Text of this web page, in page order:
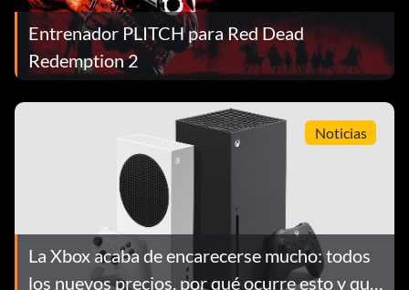
Entrenador PLITCH para Red Dead
Redemption 2
Noticias
La Xbox acaba de encarecerse mucho: todos
los nuevos precios, por qué ocurre esto y qué